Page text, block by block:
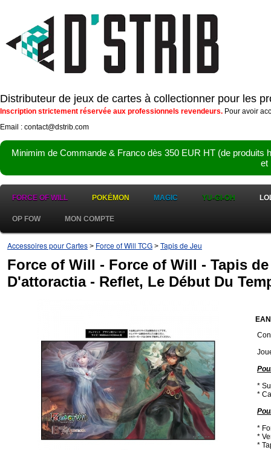
Distributeur de jeux de cartes à collectionner pour les
Inscription strictement réservée aux professionnels revendeurs. Pour avoir
Email : contact@dstrib.com
Minimim de Commande & Franco dès 350 EUR HT (de
et
FORCE OF WILL POKÉMON MAGIC YU-GI-OH
OP FOW MON COMPTE
Accessoires pour Cartes > Force of Will TCG > Tapis de Jeu
Force of Will - Force of Will - Tapis
D'attoractia - Reflet, Le Début Du
*
*
*
*
*